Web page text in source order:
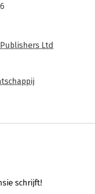
Ltd
schrijft!